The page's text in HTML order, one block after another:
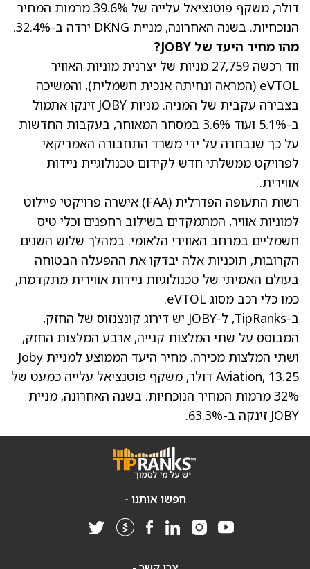
דולר
, משקף פוטנציאל עלייה של 39.6% מרמות המחיר
הנוכחיות. בשנה האחרונה, מניית DKNG ירדה ב-32.4%
.
מהו מחיר היעד של JOBY?
ווד רכשה 27,759 מניות של יצרנית מוניות האוויר
eVTOL (המראה ונחיתה אנכית חשמלית), והמשיכה
בצבירה עקבית של המניה. מניות JOBY זינקו אתמול
ב-5.1% ועוד 3.6% במסחר המאוחר, בעקבות החדשות
על כך שנבחרה על ידי משרד התחבורה האמריקאי
לפרויקט ממשלתי חדש לקידום טכנולוגיית ניידות
אווירית.
רשות התעופה הפדרלית (FAA) אישרה פרויקטי פיילוט
למוניות אוויר, המתמקדים בשילוב רחפנים וכלי טיס
חשמליים במרחב האווירי הלאומי. במהלך שלוש השנים
הקרובות, תוכניות אלה יבדקו את ההפעלה הבטוחה
בעולם האמיתי של טכנולוגיות ניידות אווירית מתקדמת,
כמו כלי רכב מסוג eVTOL.
ב-TipRanks, ל-JOBY יש דירוג קונצנזוס של החזק,
המבוסס על שתי המלצות קנייה, ארבע המלצות החזק,
ושתי המלצות מכירה.
מחיר היעד הממוצע למניית Joby
Aviation, 13.25 דולר
, משקף פוטנציאל עלייה כמעט של
32% מרמות המחיר הנוכחיות. בשנה האחרונה,
מניית
JOBY זינקה ב-63.3%
.
חפשו אותנו -